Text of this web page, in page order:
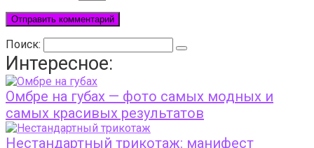
Поиск:
Интересное:
Омбре на губах — фото самых модных и
самых красивых результатов
Нестандартный трикотаж: манифест